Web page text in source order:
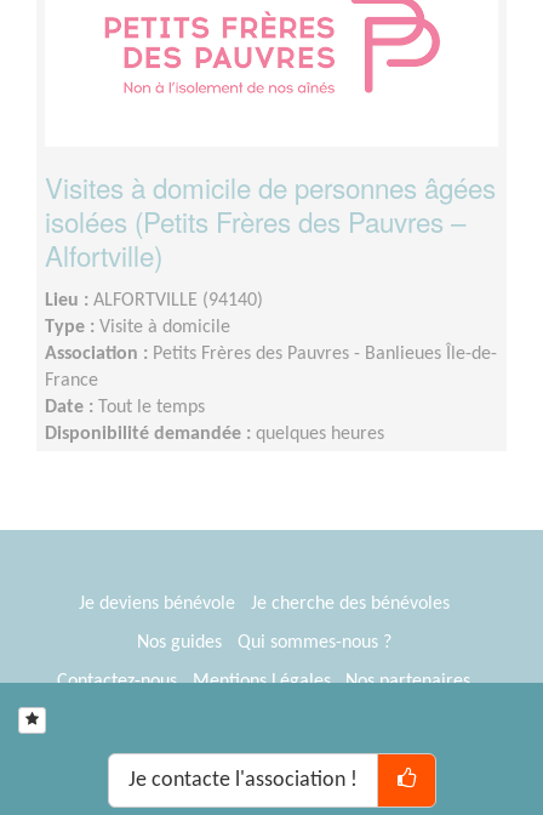
Visites à domicile de personnes âgées
isolées (Petits Frères des Pauvres –
Alfortville)
Lieu : ALFORTVILLE (94140)
Type : Visite à domicile
Association : Petits Frères des Pauvres - Banlieues Île-de-
France
Date : Tout le temps
Disponibilité demandée : quelques heures
Je contacte l'association !
Je deviens bénévole
Je cherche des bénévoles
Nos guides
Qui sommes-nous ?
Contactez-nous
Mentions Légales
Nos partenaires
® Tous Bénévoles 2012-2026
Webkast